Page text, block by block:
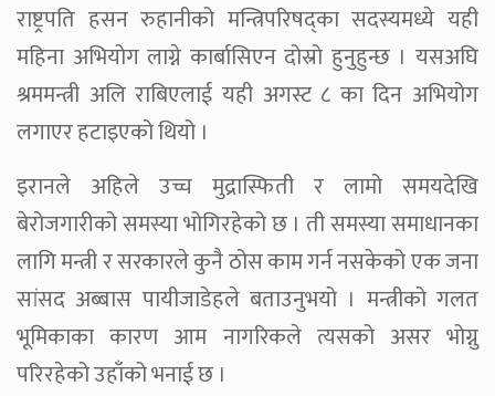
राष्ट्रपति हसन रुहानीको मन्त्रिपरिषद्का सदस्यमध्ये यही
महिना अभियोग लाग्ने कार्बासिएन दोस्रो हुनुहुन्छ । यसअघि
श्रममन्त्री अलि राबिएलाई यही अगस्ट ८ का दिन अभियोग
लगाएर हटाइएको थियो ।
इरानले अहिले उच्च मुद्रास्फिती र लामो समयदेखि
बेरोजगारीको समस्या भोगिरहेको छ । ती समस्या समाधानका
लागि मन्त्री र सरकारले कुनै ठोस काम गर्न नसकेको एक जना
सांसद अब्बास पायीजाडेहले बताउनुभयो । मन्त्रीको गलत
भूमिकाका कारण आम नागरिकले त्यसको असर भोग्नु
परिरहेको उहाँको भनाई छ ।